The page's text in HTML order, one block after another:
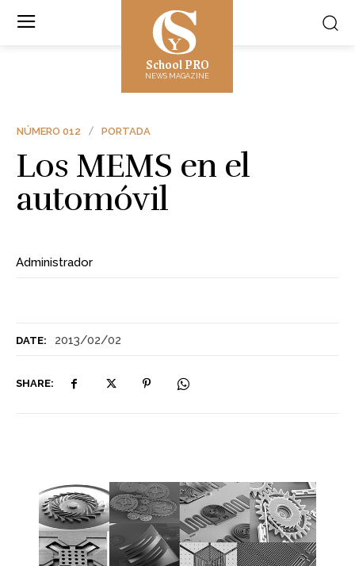
School PRO
NEWS MAGAZINE
DATE: 2013/02/02
SHARE:
NÚMERO 012 PORTADA
Los MEMS en el
automóvil
Administrador